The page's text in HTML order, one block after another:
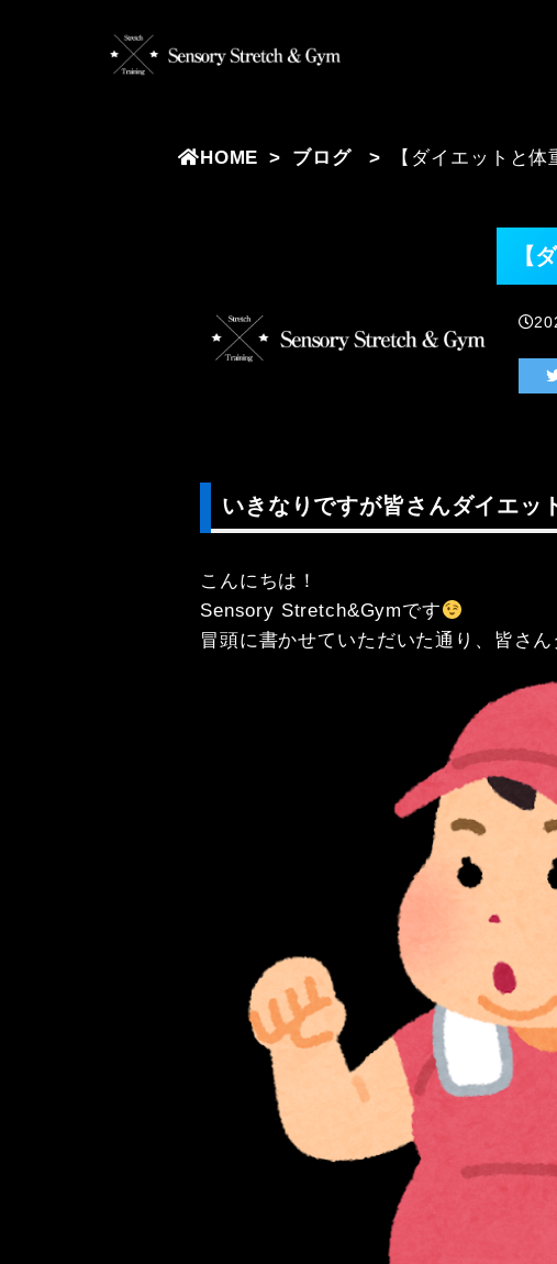
HOME ブログ 【ダイエットと体
【
いきなりですが皆さんダイエッ
こんにちは！
Sensory Stretch&Gymです